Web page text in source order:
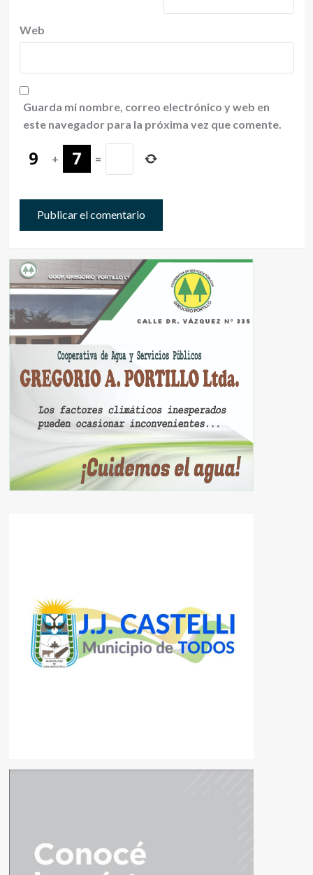
Web
Guarda mi nombre, correo electrónico y web en
este navegador para la próxima vez que comente.
+ =